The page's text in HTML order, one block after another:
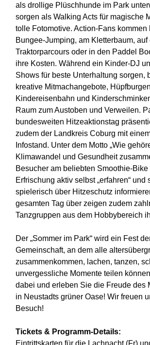
als drollige Plüschhunde im Park
sorgen als Walking Acts für magische
tolle Fotomotive. Action-Fans kommen
Bungee-Jumping, am Kletterbaum, auf
Traktorparcours oder in den Paddel
ihre Kosten. Während ein Kinder-DJ
Shows für beste Unterhaltung sorgen,
kreative Mitmachangebote,
Kindereisenbahn und
Raum zum Austoben und Verweilen.
bundesweiten Hitzeaktionstag
zudem der Landkreis Coburg mit
Infostand. Unter dem Motto „Wie
Klimawandel und Gesundheit
Besucher am beliebten Smoothie-
Erfrischung aktiv selbst „erfahren“ und
spielerisch über Hitzeschutz
gesamten Tag über zeigen zudem
Tanzgruppen aus dem Hobbybereich
Der „Sommer im Park“ wird ein Fest
Gemeinschaft, an dem alle
zusammenkommen, lachen, tanzen,
unvergessliche Momente teilen
dabei und erleben Sie die Freude des
in Neustadts grüner Oase! Wir freuen
Besuch!
Tickets & Programm-Details:
Eintrittskarten für die Lachnacht (Fr)